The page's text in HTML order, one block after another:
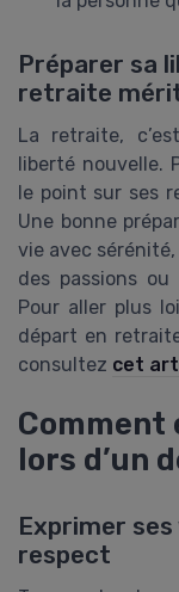
Préparer sa
retraite
La retraite,
liberté nouvelle.
le point sur ses
Une bonne
vie avec
des passions
Pour aller plus
départ en
consultez cet
Comment
lors d’un
Exprimer
respect